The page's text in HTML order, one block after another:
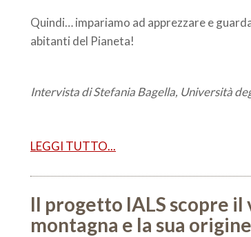
Quindi… impariamo ad apprezzare e
abitanti del Pianeta!
Intervista di Stefania Bagella, Università
LEGGI TUTTO...
Il progetto IALS scopre
montagna e la sua origine